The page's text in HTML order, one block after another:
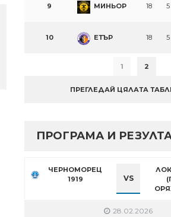
9 МИНЬОР 18 5
10 ЕТЪР 18 5
1 2
ПРЕГЛЕДАЙ ЦЯЛАТА
ПРОГРАМА И
ЧЕРНОМОРЕЦ
1919
VS
28.02.2026